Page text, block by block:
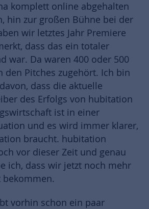
komplett online abgehalten
hin zur großen Bühne bei der
wir letztes Jahr Premiere
dass das ein totaler
war. Da waren 400 oder 500
den Pitches zugehört. Ich bin
dass die aktuelle
des Erfolgs von hubitation
ist in einer
und es wird immer klarer,
braucht. hubitation
vor dieser Zeit und genau
ich, dass wir jetzt noch mehr
vorhin schon ein paar